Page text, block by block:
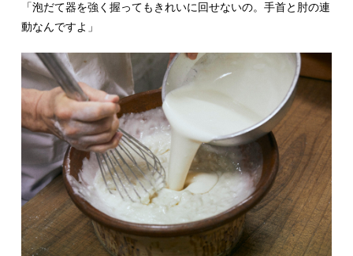
「泡だて器を強く握ってもきれいに回せないの。手首と肘の連
動なんですよ」